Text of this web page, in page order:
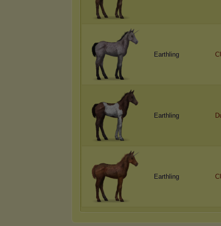
Earthling
Earthling
Earthling